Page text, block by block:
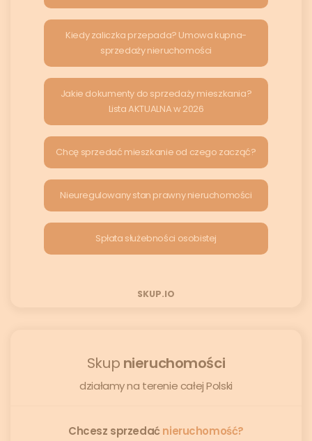
Kiedy zaliczka przepada? Umowa kupna-
sprzedaży nieruchomości
Jakie dokumenty do sprzedaży mieszkania?
Lista AKTUALNA w 2026
Chcę sprzedać mieszkanie od czego zacząć?
Nieuregulowany stan prawny nieruchomości
Spłata służebności osobistej
SKUP.IO
Skup nieruchomości
działamy na terenie całej Polski
Chcesz sprzedaćnieruchomość?